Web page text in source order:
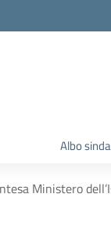
Albo
Ministero